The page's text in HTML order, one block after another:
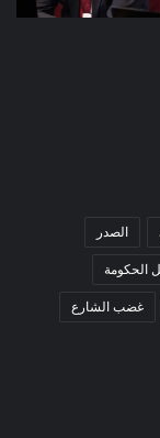
الصدر
الحكومة
غضب الشارع